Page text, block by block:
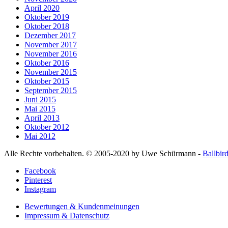
April 2020
Oktober 2019
Oktober 2018
Dezember 2017
November 2017
November 2016
Oktober 2016
November 2015
Oktober 2015
September 2015
Juni 2015
Mai 2015
April 2013
Oktober 2012
Mai 2012
Alle Rechte vorbehalten. © 2005-2020 by Uwe Schürmann -
Facebook
Pinterest
Instagram
Bewertungen & Kundenmeinungen
Impressum & Datenschutz